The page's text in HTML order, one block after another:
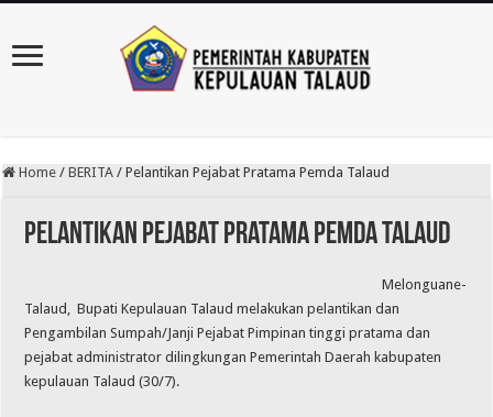
Home / BERITA / Pelantikan Pejabat Pratama Pemda Talaud
Pelantikan Pejabat Pratama Pemda Talaud
Melonguane-
Talaud, Bupati Kepulauan Talaud melakukan pelantikan dan
Pengambilan Sumpah/Janji Pejabat Pimpinan tinggi pratama dan
pejabat administrator dilingkungan Pemerintah Daerah kabupaten
kepulauan Talaud (30/7).